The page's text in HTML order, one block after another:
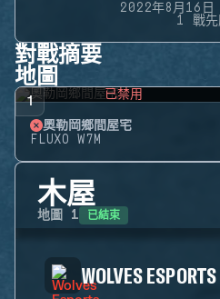
2022年8月16
1 戰先
對戰摘要
地圖
1 已禁用
奧勒岡鄉間屋宅
FLUXO W7M
木屋
地圖 1 已結束
WOLVES ESPORTS